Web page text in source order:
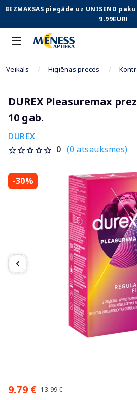
BEZMAKSAS piegāde uz UNISEND
9.99EUR!
Veikals Higiēnas preces
DUREX Pleasuremax
10 gab.
DUREX
0 (0 atsauksmes)
-30%
9.79 € 13.99 €